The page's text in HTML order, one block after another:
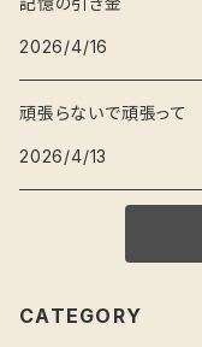
2026/4/16
頑張らないで頑張って
2026/4/13
CATEGORY